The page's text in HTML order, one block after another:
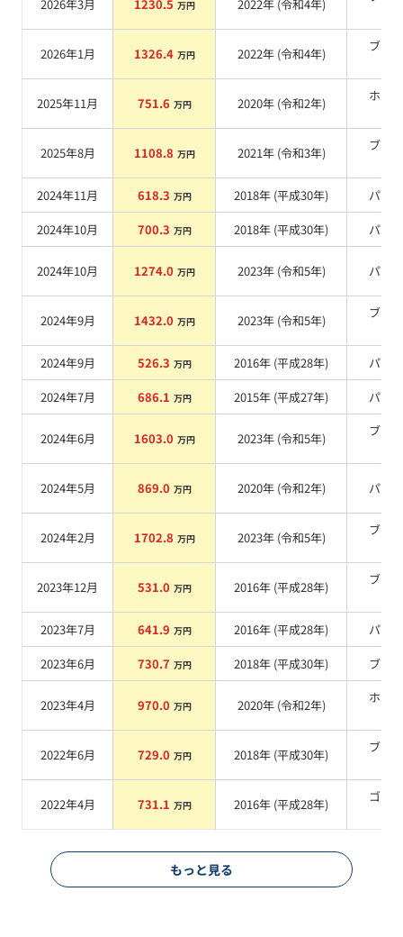
2026年3月 1230.5 万円 2022年 (令和4年)
2026年1月 1326.4 万円 2022年 (令和4年)
ブラ
2025年11月 751.6 万円 2020年 (令和2年)
ホワ
2025年8月 1108.8 万円 2021年 (令和3年)
ブラ
2024年11月
618.3 万円 2018年 (平成30年)
パール
2024年10月
700.3 万円 2018年 (平成30年) パール
2024年10月 1274.0 万円 2023年 (令和5年) パール
2024年9月 1432.0 万円 2023年 (令和5年)
ブラ
2024年9月
526.3 万円 2016年 (平成28年)
パール
2024年7月
686.1 万円 2015年 (平成27年) パール
2024年6月 1603.0 万円 2023年 (令和5年)
ブラ
2024年5月 869.0 万円 2020年 (令和2年) パール
2024年2月 1702.8 万円 2023年 (令和5年)
ブラ
2023年12月 531.0 万円 2016年 (平成28年)
ブラ
2023年7月
641.9 万円 2016年 (平成28年)
パール
2023年6月
730.7 万円 2018年 (平成30年) ブルー
2023年4月 970.0 万円 2020年 (令和2年)
ホワ
2022年6月 729.0 万円 2018年 (平成30年)
ブラ
2022年4月 731.1 万円 2016年 (平成28年)
ゴー
もっと見る